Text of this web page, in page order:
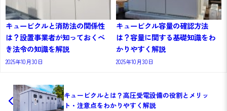
キュービクルと消防法の関係性
は？設置事業者が知っておくべ
き法令の知識を解説
2025年10月30日
キュービクル容量の確認方法
は？容量に関する基礎知識をわ
かりやすく解説
2025年10月30日
キュービクルとは？高圧受電設備の役割とメリッ
ト・注意点をわかりやすく解説